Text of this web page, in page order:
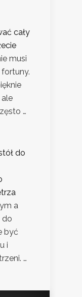
cały
musi
…
do
a
do
być
i
…